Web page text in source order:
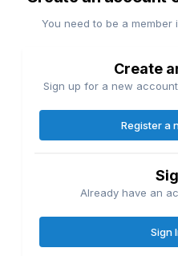
You need to be a
Create
Sign up for a new
Register a
Already have an
Sign